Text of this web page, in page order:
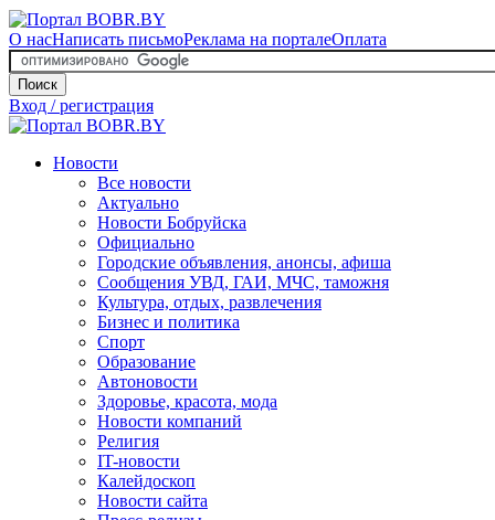
О насНаписать письмоРеклама на порталеОплата
Поиск
Вход / регистрация
Новости
Все новости
Актуально
Новости Бобруйска
Официально
Городские объявления, анонсы, афиша
Сообщения УВД, ГАИ, МЧС, таможня
Культура, отдых, развлечения
Бизнес и политика
Спорт
Образование
Автоновости
Здоровье, красота, мода
Новости компаний
Религия
IT-новости
Калейдоскоп
Новости сайта